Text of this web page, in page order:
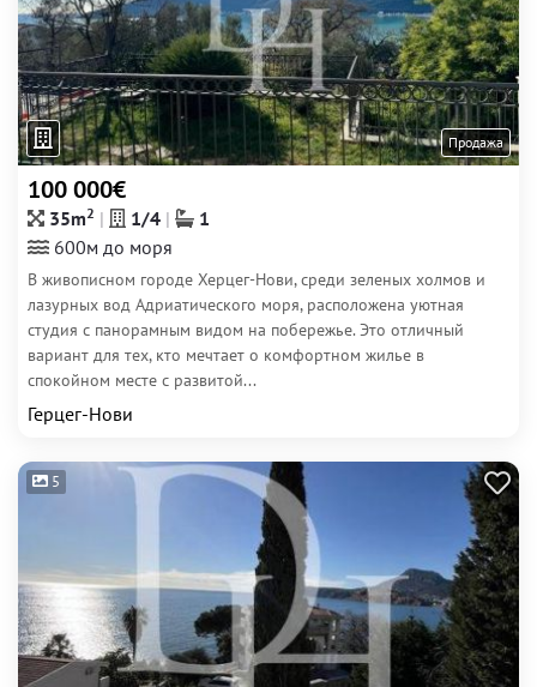
Продажа
100 000€
35m2 1/4
1
600м до моря
В живописном городе Херцег-Нови, среди зеленых холмов и
лазурных вод Адриатического моря, расположена уютная
студия с панорамным видом на побережье. Это отличный
вариант для тех, кто мечтает о комфортном жилье в
спокойном месте с развитой...
Герцег-Нови
5